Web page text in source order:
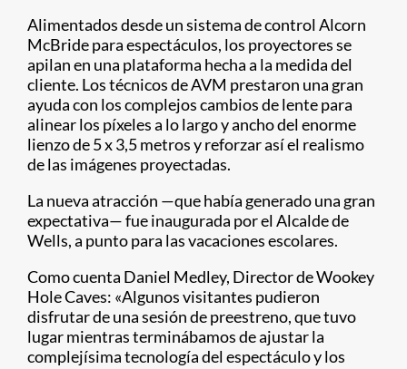
Alimentados desde un sistema de control Alcorn
McBride para espectáculos, los proyectores se
apilan en una plataforma hecha a la medida del
cliente. Los técnicos de AVM prestaron una gran
ayuda con los complejos cambios de lente para
alinear los píxeles a lo largo y ancho del enorme
lienzo de 5 x 3,5 metros y reforzar así el realismo
de las imágenes proyectadas.
La nueva atracción —que había generado una gran
expectativa— fue inaugurada por el Alcalde de
Wells, a punto para las vacaciones escolares.
Como cuenta Daniel Medley, Director de Wookey
Hole Caves: «Algunos visitantes pudieron
disfrutar de una sesión de preestreno, que tuvo
lugar mientras terminábamos de ajustar la
complejísima tecnología del espectáculo y los